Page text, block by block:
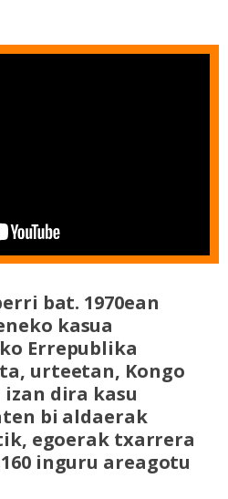
bat. 1970ean
kasua
Errepublika
urteetan, Kongo
dira kasu
bi aldaerak
egoerak txarrera
inguru areagotu